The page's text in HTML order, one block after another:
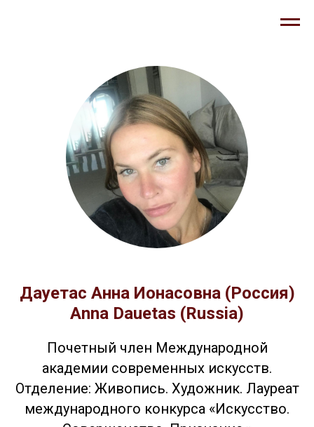
Дауетас Анна Ионасовна (Россия)
Anna Dauetas (Russia)
Почетный член Международной
академии современных искусств.
Отделение: Живопись. Художник. Лауреат
международного конкурса «Искусство.